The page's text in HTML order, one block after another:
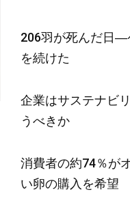
206羽が死んだ日―
を続けた
企業はサステナビ
うべきか
消費者の約74％が
い卵の購入を希望